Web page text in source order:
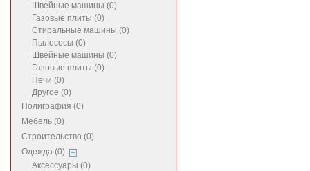
Швейные машины (0)
Газовые плиты (0)
Стиральные машины (0)
Пылесосы (0)
Швейные машины (0)
Газовые плиты (0)
Печи (0)
Другое (0)
Полиграфия (0)
Мебель (0)
Строительство (0)
Одежда (0)
Аксессуары (0)